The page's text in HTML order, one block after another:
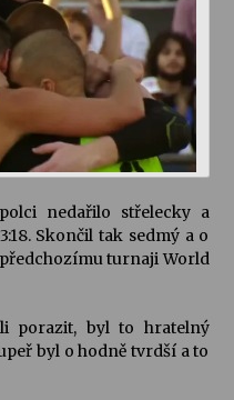
za Humpolec. V Želivě ožije
Novenka v Klášteře
svět
nedařilo střelecky a
Skončil tak sedmý a o
turnaji World
porazit, byl to hratelný
byl o hodně tvrdší a to